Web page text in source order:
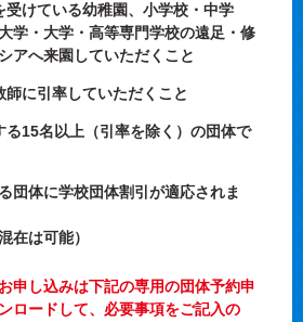
受けている幼稚園、小学校・中学
学・大学・高等専門学校の遠足・修
アへ来園していただくこと
に引率していただくこと
る15名以上（引率を除く）の団体で
団体に学校団体割引が適応されま
在は可能）
申し込みは下記の専用の団体予約申
ロードして、必要事項をご記入の